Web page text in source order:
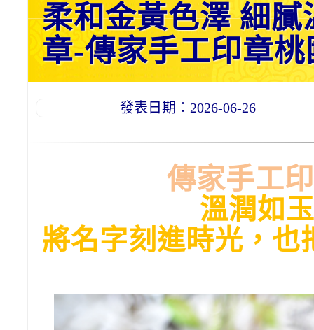
柔和金黃色澤 細
章-傳家手工印章桃
發表日期：2026-06-26
傳家手工
溫潤如
將名字刻進時光，也